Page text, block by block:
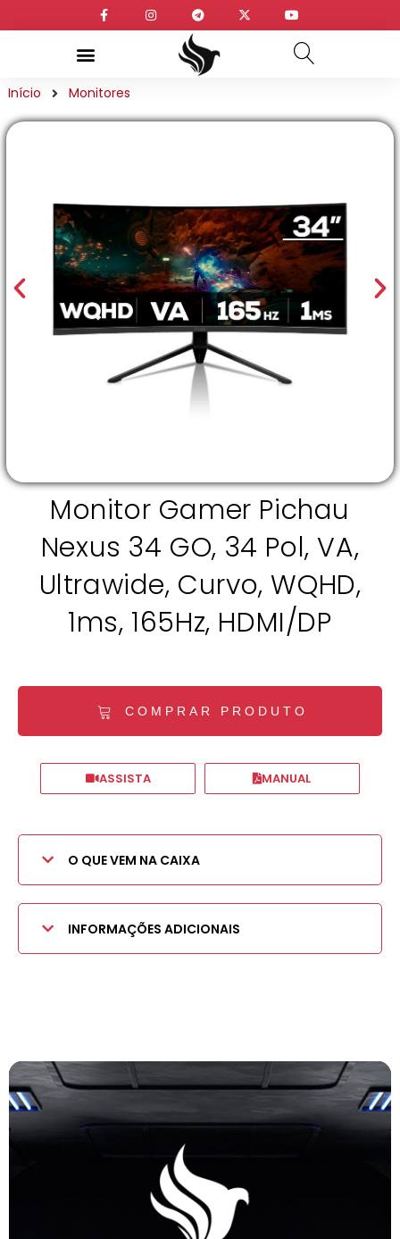
Início Monitores
Monitor Gamer Pichau
Nexus 34 GO, 34 Pol, VA,
Ultrawide, Curvo, WQHD,
1ms, 165Hz, HDMI/DP
COMPRAR PRODUTO
ASSISTA MANUAL
O QUE VEM NA CAIXA
INFORMAÇÕES ADICIONAIS